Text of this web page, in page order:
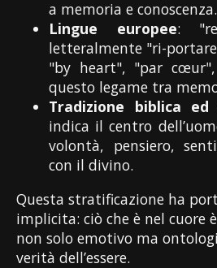
a memoria e conoscenza.
Lingue europee:
letteralmente "ri-
"by heart", "par cœur",
questo legame tra
Tradizione biblica ed
indica il centro
volontà, pensiero,
con il divino.
Questa stratificazione ha
implicita: ciò che è nel cuore
non solo emotivo ma
verità dell’essere.